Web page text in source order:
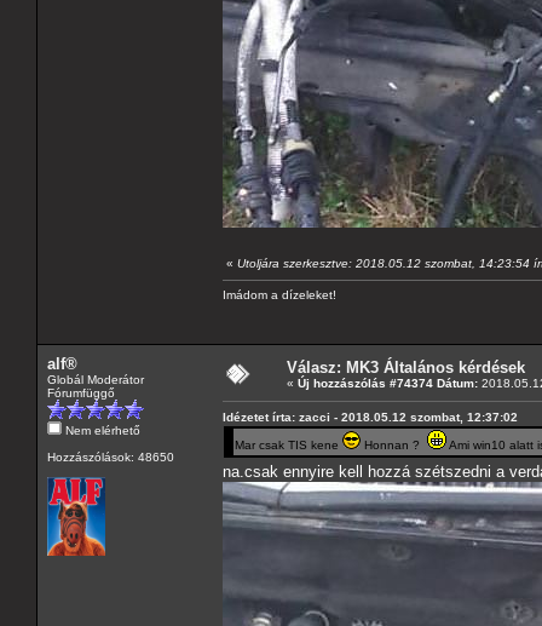
« Utoljára szerkesztve: 2018.05.12 szombat, 14:23:54
Imádom a dízeleket!
alf®
Globál Moderátor
Fórumfüggő
Nem elérhető
Hozzászólások: 48650
Válasz: MK3 Általános kérdések
« Új hozzászólás #74374 Dátum:
Idézetet írta: zacci - 2018.05.12 szombat, 12:37:02
Mar csak TIS kene Honnan ? Ami win10 alatt
na.csak ennyire kell hozzá szétszedni a